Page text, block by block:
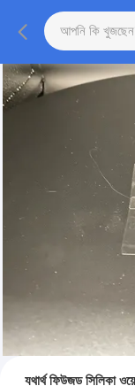
যথার্থ ফিউজড সিলিকা